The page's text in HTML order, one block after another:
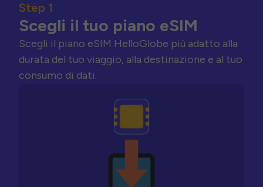
Step 1
Scegli il tuo piano eSIM
Scegli il piano eSIM HelloGlobe più adatto alla
durata del tuo viaggio, alla destinazione e al tuo
consumo di dati.